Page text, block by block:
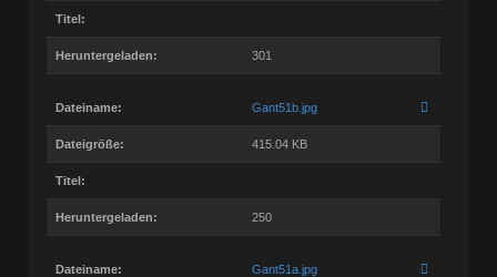
Titel:
Heruntergeladen: 301
Dateiname: Gant51b.jpg
Dateigröße: 415.04 KB
Titel:
Heruntergeladen: 250
Dateiname: Gant51a.jpg